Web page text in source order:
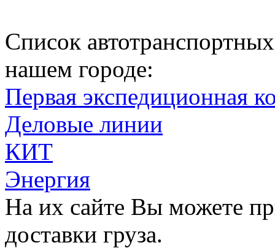
Список
нашем городе:
Первая экспедиционная
Деловые линии
КИТ
Энергия
На их сайте Вы можете
доставки груза.